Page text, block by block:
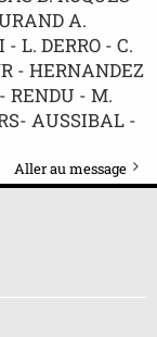
A.
L. DERRO - C.
- HERNANDEZ
RENDU - M.
AUSSIBAL -
Aller au message